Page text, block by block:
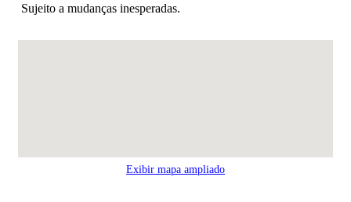
Sujeito a mudanças inesperadas.
Exibir mapa ampliado